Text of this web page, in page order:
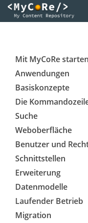
Mit MyCoRe starten
Anwendungen
Basiskonzepte
Die
Suche
Weboberfläche
Benutzer und
Schnittstellen
Erweiterung
Datenmodelle
Laufender Betrieb
Migration